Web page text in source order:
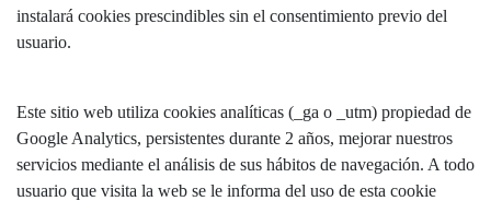
instalará cookies prescindibles sin el consentimiento previo del
usuario.
Este sitio web utiliza cookies analíticas (_ga o _utm) propiedad de
Google Analytics, persistentes durante 2 años, mejorar nuestros
servicios mediante el análisis de sus hábitos de navegación. A todo
usuario que visita la web se le informa del uso de esta cookie